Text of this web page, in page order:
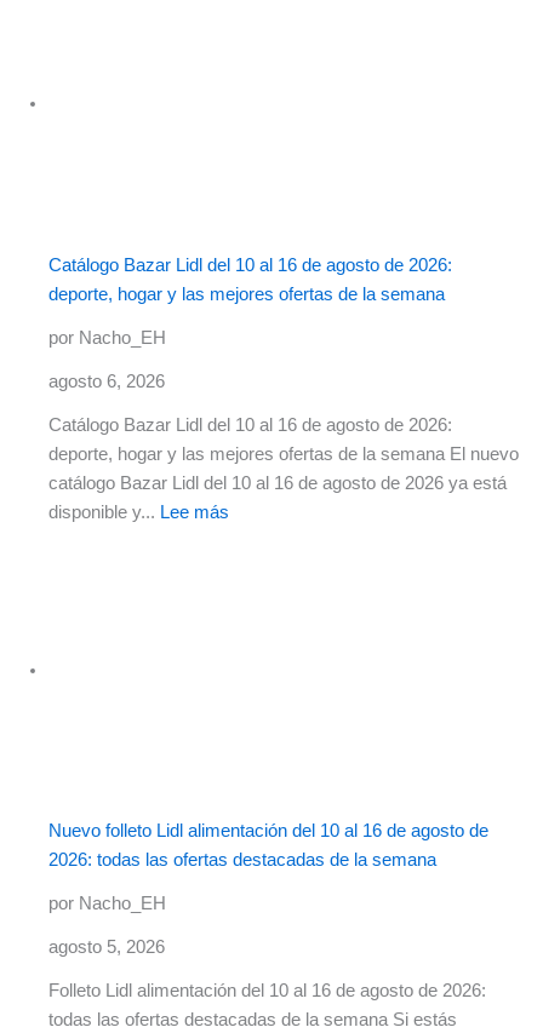
Catálogo Bazar Lidl del 10 al 16 de agosto de 2026:
deporte, hogar y las mejores ofertas de la semana
por Nacho_EH
agosto 6, 2026
Catálogo Bazar Lidl del 10 al 16 de agosto de 2026:
deporte, hogar y las mejores ofertas de la semana El nuevo
catálogo Bazar Lidl del 10 al 16 de agosto de 2026 ya está
disponible y... Lee más
Nuevo folleto Lidl alimentación del 10 al 16 de agosto de
2026: todas las ofertas destacadas de la semana
por Nacho_EH
agosto 5, 2026
Folleto Lidl alimentación del 10 al 16 de agosto de 2026:
todas las ofertas destacadas de la semana Si estás